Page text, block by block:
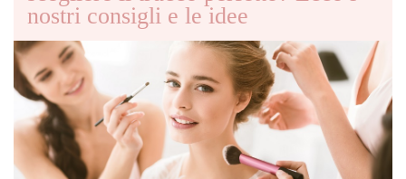
nostri consigli e le idee